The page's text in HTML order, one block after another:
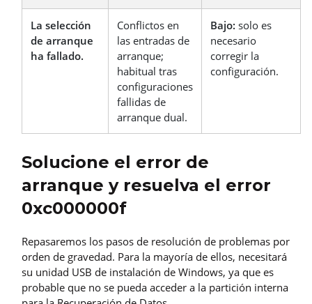
La selección
de arranque
ha fallado.
Conflictos en
las entradas de
arranque;
habitual tras
configuraciones
fallidas de
arranque dual.
Bajo: solo es
necesario
corregir la
configuración.
Solucione el error de
arranque y resuelva el error
0xc000000f
Repasaremos los pasos de resolución de problemas por
orden de gravedad. Para la mayoría de ellos, necesitará
su unidad USB de instalación de Windows, ya que es
probable que no se pueda acceder a la partición interna